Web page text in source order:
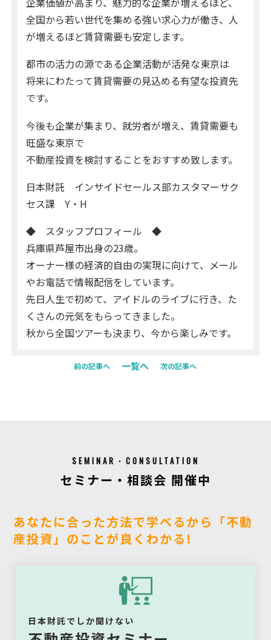
全国から若い世代を集める強い求心力が働き、人
が増えるほど賃貸需要も安定します。
都市の活力の源である企業活動が活発な東京は
将来にわたって賃貸需要の見込める有望な投資先
です。
今後も企業が集まり、就労者が増え、賃貸需要も
旺盛な東京で
不動産投資を検討することをおすすめ致します。
日本財託 インサイドセールス部カスタマーサク
セス課 Y・H
◆ スタッフプロフィール ◆
兵庫県芦屋市出身の23歳。
オーナー様の経済的自由の実現に向けて、メール
やお電話で情報配信をしています。
先日人生で初めて、アイドルのライブに行き、た
くさんの元気をもらってきました。
秋から全国ツアーも決まり、今から楽しみです。
前の記事へ 一覧へ 次の記事へ
SEMINAR・CONSULTATION
セミナー・相談会 開催中
あなたに合った方法で学べるから「不動
産投資」のことが良くわかる!
日本財託でしか聞けない